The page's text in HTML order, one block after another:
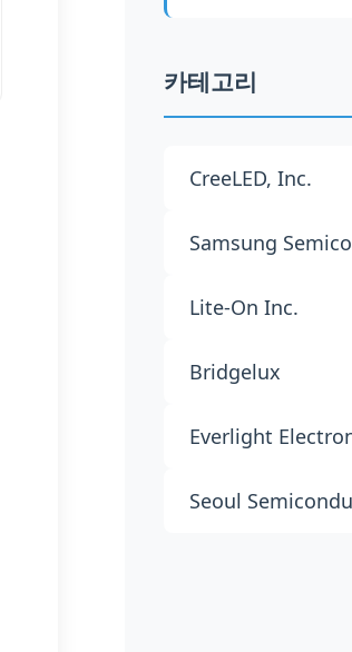
카테고리
CreeLED, Inc.
Samsung
Lite-On Inc.
Bridgelux
Everlight
Seoul